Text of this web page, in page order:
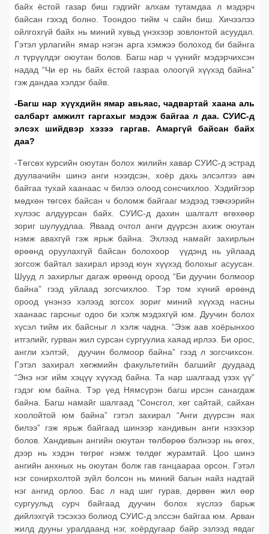
байх ёстой газар биш гэдгийг алхам тутамдаа л мэдэрч
байсан гэхэд болно. Тоондоо тийм ч сайн биш. Хичээлээ
ойлгохгүй байх нь миний хувьд үнэхээр зовлонтой асуудал.
Гэтэл урлагийн ямар нэгэн арга хэмжээ болоход би байнга
л түрүүлдэг оюутан болов. Багш нар ч үүнийг мэдэрчихсэн
надад “Чи ер нь байх ёстой газраа олоогүй хүүхэд байна”
гэж дандаа хэлдэг байв.
-Багш нар хүүхдийн ямар авьяас, чадвартай хаана аль
салбарт амжилт гаргахыг мэдэж байгаа л даа. СУИС-д
элсэх шийдвэр хэзээ гаргав. Амаргүй байсан байх
даа?
-Төгсөх курсийн оюутан болох жилийн хавар СУИС-д эстрад
дуулаачийн шинэ анги нээгдсэн, хоёр дахь элсэлтээ авч
байгаа тухай хаанаас ч билээ олоод сонсчихлоо. Хэдийгээр
мөдхөн төгсөх байсан ч боломж байгааг мэдээд тэвчээрийн
хүлээс алдуурсан байх. СУИС-д дахин шалгалт өгөхөөр
зориг шулуудлаа. Яваад очтол анги дүүрсэн ахиж оюутан
нэмж авахгүй гэж ярьж байна. Эхлээд намайг захирлын
өрөөнд оруулахгүй байсан болохоор үүдэнд нь уйлаад
зогсож байтал захирал ирээд юун хүүхэд болохыг асуусан.
Шууд л захирлыг дагаж өрөөнд ороод “Би дуучин болмоор
байна” гээд уйлаад зогсчихлоо. Тэр том хүний өрөөнд
ороод үнэнээ хэлээд зогсох зориг миний хүүхэд насны
хаанаас гарсныг одоо би хэлж мэдэхгүй юм. Дуучин болох
хүсэл тийм их байсныг л хэлж чадна. “Ээж аав хоёрынхоо
итгэлийг, гурван жил сурсан сургуулиа хаяад ирлээ. Би орос,
англи хэлтэй, дуучин болмоор байна” гээд л зогсчихсон.
Гэтэл захирал хөгжмийн факультетийн багшийг дуудаад
“Энэ нэг ийм хэцүү хүүхэд байна. Та нар шалгаад үзэх үү”
гэдэг юм байна. Тэр үед Нямсүрэн багш ирсэн санагдаж
байна. Багш намайг шалгаад “Сонсгол, хөг сайтай, сайхан
хоолойтой юм байна” гэтэл захирал “Анги дүүрсэн яах
билээ” гэж ярьж байгаад шинээр хандивын анги нээхээр
болов. Хандивын ангийн оюутан төлбөрөө бэлнээр нь өгөх,
дээр нь хэдэн төгрөг нэмж төлдөг журамтай. Цоо шинэ
ангийн анхных нь оюутан болж гав ганцаараа орсон. Гэтэл
нэг сонирхолтой зүйл болсон нь миний багын найз надтай
нэг ангид орлоо. Бас л над шиг гурав, дөрвөн жил өөр
сургуульд сурч байгаад дуучин болох хүслээ барьж
дийлэхгүй тэсэхээ болиод СУИС-д элссэн байгаа юм. Арван
жилд дууны уралдаанд нэг, хоёрдугаар байр эзлээд явдаг